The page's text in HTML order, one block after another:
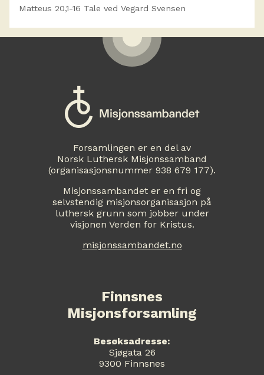
Matteus 20,1-16 Tale ved Vegard Svensen
Forsamlingen er en del av
Norsk Luthersk Misjonssamband
(organisasjonsnummer 938 679 177).
Misjonssambandet er en fri og
selvstendig misjonsorganisasjon på
luthersk grunn som jobber under
visjonen Verden for Kristus.
misjonssambandet.no
Finnsnes
Misjonsforsamling
Besøksadresse:
Sjøgata 26
9300 Finnsnes